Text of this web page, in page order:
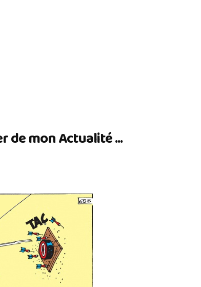
de mon Actualité ...